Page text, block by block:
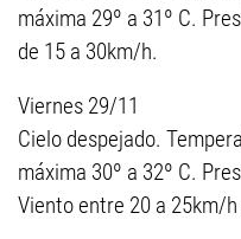
máxima 29º a 31º C.
de 15 a 30km/h.
Viernes 29/11
Cielo despejado.
máxima 30º a 32º C.
Viento entre 20 a 25km/h